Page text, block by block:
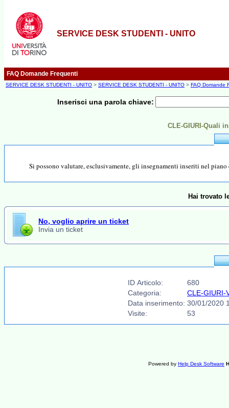
SERVICE DESK STUDENTI - UNITO
FAQ Domande Frequenti
SERVICE DESK STUDENTI - UNITO > SERVICE DESK STUDENTI - UNITO > FAQ Domande
Inserisci una parola chiave:
CLE-GIURI-Quali
Si possono valutare, esclusivamente, gli insegnamenti inseriti nel
Hai trovato
No, voglio aprire un ticket
Invia un ticket
ID Articolo:
680
Categoria:
CLE-GIURI-
Data inserimento: 30/01/2020
Visite:
53
Powered by Help Desk Software